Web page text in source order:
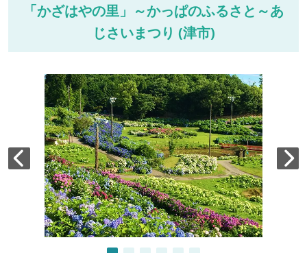
「かざはやの里」～かっぱのふるさと～あ
じさいまつり (津市)